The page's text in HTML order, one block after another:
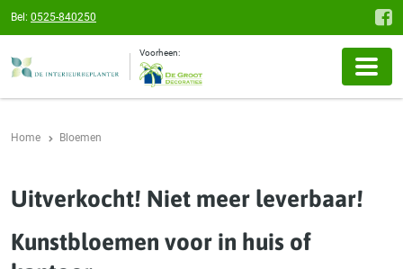
Bel: 0525-840250
Voorheen:
Home Bloemen
Uitverkocht! Niet meer leverbaar!
Kunstbloemen voor in huis of